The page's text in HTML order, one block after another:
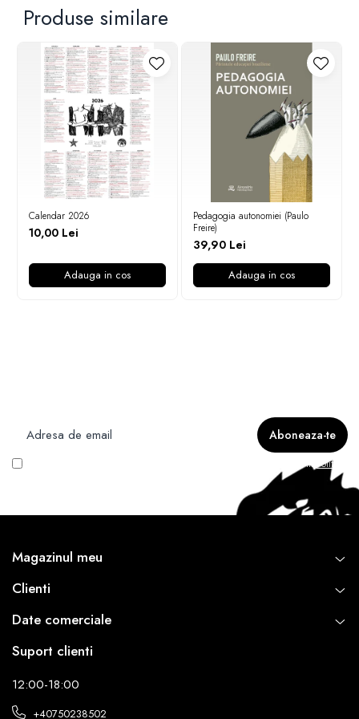
Produse similare
Calendar 2026
10,00 Lei
Adauga in cos
Pedagogia autonomiei (Paulo
Freire)
39,90 Lei
Adauga in cos
Vreau să primesc newsletter cu promoțiile magazinului. Află mai multe în Politica
Magazinul meu
Clienti
Date comerciale
Suport clienti
12:00-18:00
+40750238502